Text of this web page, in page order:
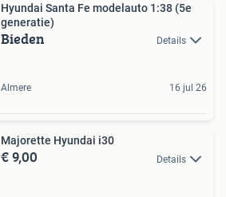
Hyundai Santa Fe modelauto 1:38 (5e
generatie)
Bieden Details
Almere 16 jul 26
Majorette Hyundai i30
€ 9,00 Details